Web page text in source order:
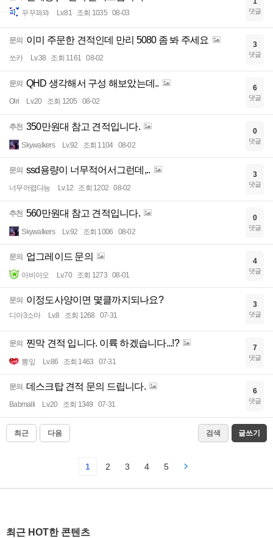
꾸꾸꽈꽈 Lv.81 조회 1035 08-03 댓글
문의 이미 주문한 견적인데 만리 5080 좀 봐 주세요
쏘카 Lv.38 조회 1161 08-02
3
댓글
문의 QHD 생각해서 구성 해보았는데..
Olri Lv.20 조회 1205 08-02
6
댓글
추천 350만원대 참고 견적입니다.
Skywalkers Lv.92 조회 1104 08-02
0
댓글
문의 ssd용량이 너무적어서그런데,..
너무어렵다능 Lv.12 조회 1202 08-02
3
댓글
추천 560만원대 참고 견적입니다.
Skywalkers Lv.92 조회 1006 08-02
0
댓글
문의 업그레이드 문의
아비아오 Lv.70 조회 1273 08-01
4
댓글
문의 이정도사양이면 몇클까지되나요?
디아3소마 Lv.8 조회 1268 07-31
3
댓글
문의 찐막 견적 입니다. 이륙 하겠습니다...!?
뽕잎 Lv.86 조회 1463 07-31
7
댓글
문의 데스크탑 견적 문의 드립니다.
Babmalli Lv.20 조회 1349 07-31
6
댓글
최근 다음 검색 글쓰기
1 2 3 4 5
최근 HOT한 콘텐츠